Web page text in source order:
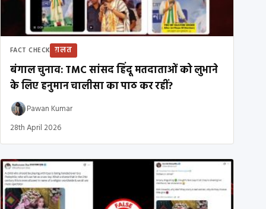
FACT CHECK ग़लत
बंगाल चुनाव: TMC सांसद हिंदू मतदाताओं को लुभाने
के लिए हनुमान चालीसा का पाठ कर रहीं?
Pawan Kumar
28th April 2026